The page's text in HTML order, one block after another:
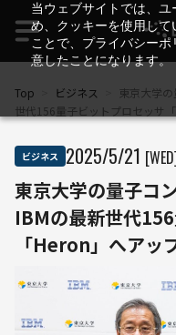
当ウェブサイトでは、
め、クッキーを使用し
ことで、プライバシー
意したことになります。
Top ビジネス
東京大学
世代156量子ビットプロセッサ
ビジネス 2025/5/21
東京大学の量子コ
IBMの最新世代
「Heron」へアッ